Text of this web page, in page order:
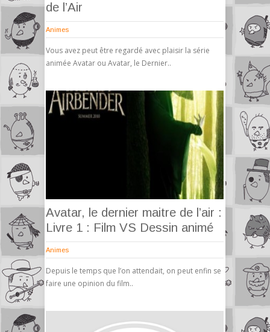
de l’Air
Animes
Vous avez peut être regardé avec plaisir la série
animée Avatar ou Avatar, le Dernier..
Avatar, le dernier maitre de l’air :
Livre 1 : Film VS Dessin animé
Animes
Depuis le temps que l’on attendait, on peut enfin se
faire une opinion du film..